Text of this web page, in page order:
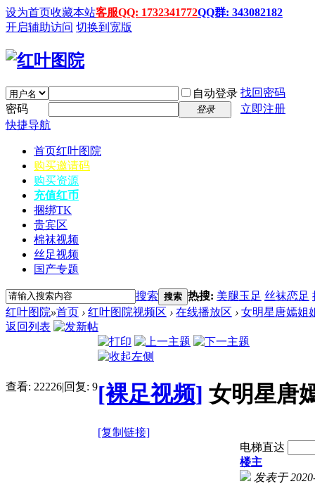
设为首页收藏本站客服QQ: 1732341772QQ群: 343082182
开启辅助访问 切换到宽版
自动登录 找回密码
密码
登录
立即注册
快捷导航
首页红叶图院
购买邀请码
购买资源
充值红币
捆绑TK
贵宾区
棉袜视频
丝足视频
国产专题
搜索 搜索 热搜: 美腿玉足 丝袜恋足
红叶图院»首页 › 红叶图院视频区 › 在线播放区 › 女明星唐嫣姐
返回列表
查看: 22226|回复: 9[裸足视频] 女明星唐
[复制链接]
电梯直达
楼主
发表于